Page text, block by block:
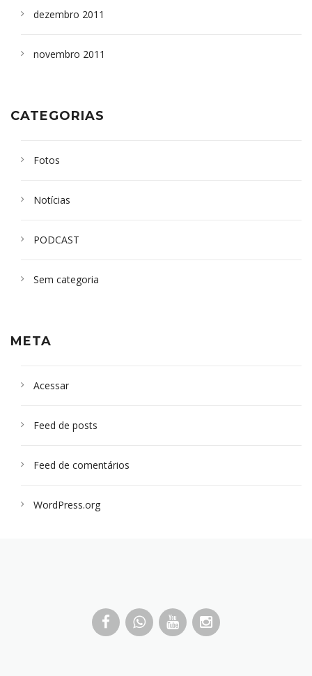
dezembro 2011
novembro 2011
CATEGORIAS
Fotos
Notícias
PODCAST
Sem categoria
META
Acessar
Feed de posts
Feed de comentários
WordPress.org